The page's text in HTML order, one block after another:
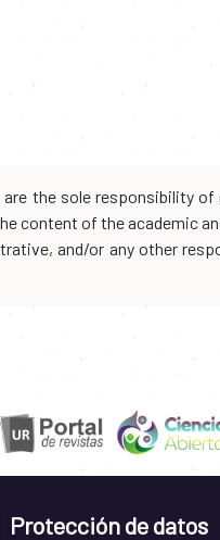
the sole responsibility
content of the academic
and/or any other
Protección de datos